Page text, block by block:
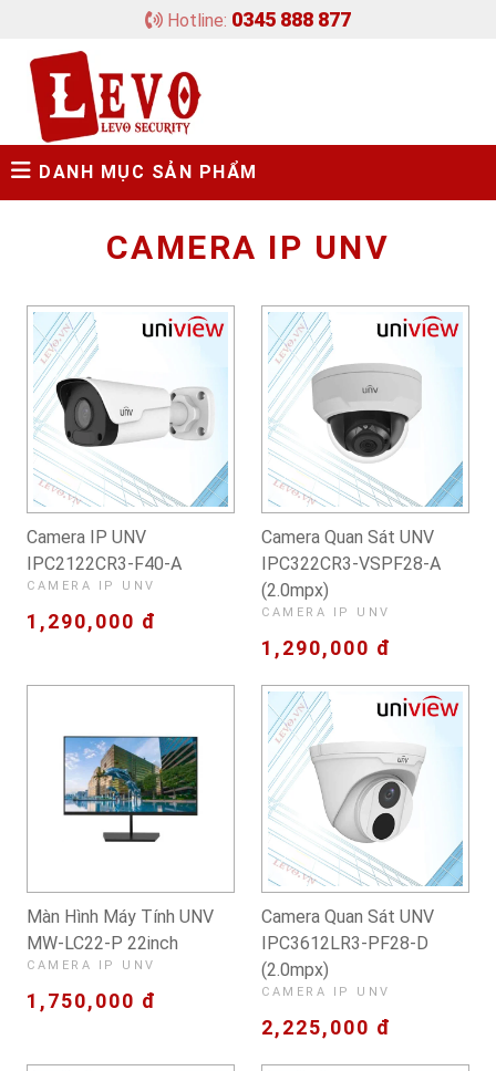
Hotline: 0345 888 877
DANH MỤC SẢN PHẨM
CAMERA IP UNV
Camera IP UNV
IPC2122CR3-F40-A
CAMERA IP UNV
1,290,000 đ
Camera Quan Sát UNV
IPC322CR3-VSPF28-A
(2.0mpx)
CAMERA IP UNV
1,290,000 đ
Màn Hình Máy Tính UNV
MW-LC22-P 22inch
CAMERA IP UNV
1,750,000 đ
Camera Quan Sát UNV
IPC3612LR3-PF28-D
(2.0mpx)
CAMERA IP UNV
2,225,000 đ